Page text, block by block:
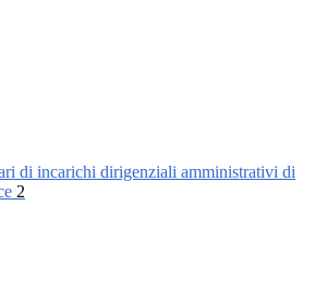
di incarichi dirigenziali amministrativi di
2